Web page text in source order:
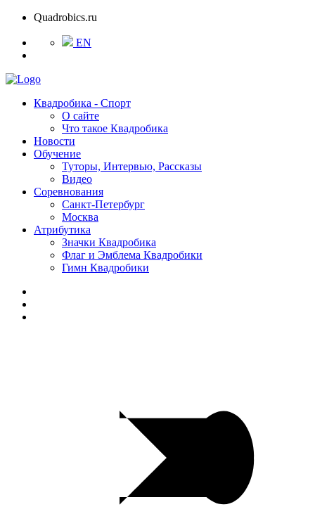
Quadrobics.ru
EN
Квадробика - Спорт
О сайте
Что такое Квадробика
Новости
Обучение
Туторы, Интервью, Рассказы
Видео
Соревнования
Санкт-Петербург
Москва
Атрибутика
Значки Квадробика
Флаг и Эмблема Квадробики
Гимн Квадробики